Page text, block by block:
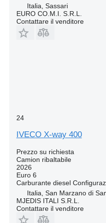
Italia, Sassari
EURO CO.M.I. S.R.L.
Contattare il venditore
24
IVECO X-way 400
Prezzo su richiesta
Camion ribaltabile
2026
Euro 6
Carburante diesel
Italia, San Marzano di
MJEDIS ITALI S.R.L.
Contattare il venditore